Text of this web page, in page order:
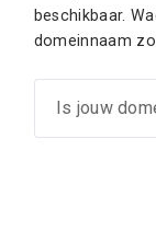
beschikbaar.
domeinnaam